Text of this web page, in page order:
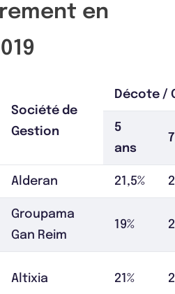
en
Société de
Gestion
Décote /
5
ans
Alderan 21,5%
Groupama
Gan Reim
19%
Altixia 21%